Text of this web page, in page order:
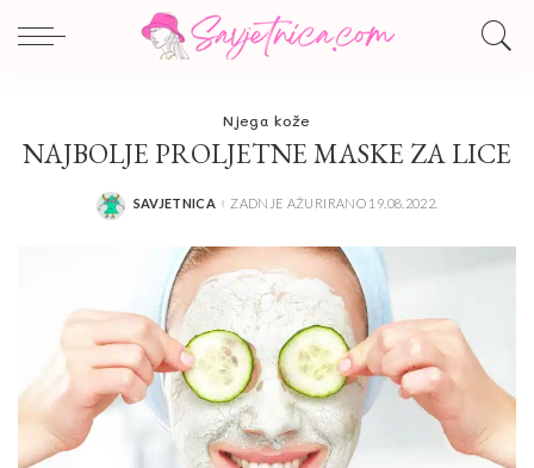
Njega kože
NAJBOLJE PROLJETNE MASKE ZA LICE
POSTED
SAVJETNICA ZADNJE AŽURIRANO 19.08.2022.